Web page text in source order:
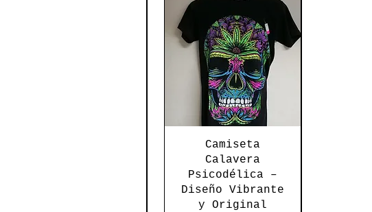
Vista rápida
Camiseta
Calavera
Psicodélica –
Diseño Vibrante
y Original